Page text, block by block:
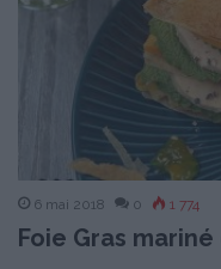
6 mai 2018 0 1 774
Foie Gras